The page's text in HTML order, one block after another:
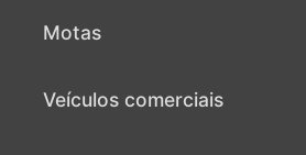
Motas
Veículos comerciais